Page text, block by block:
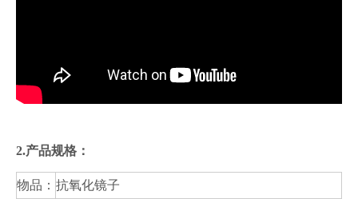
2.产品规格：
物品： 抗氧化镜子